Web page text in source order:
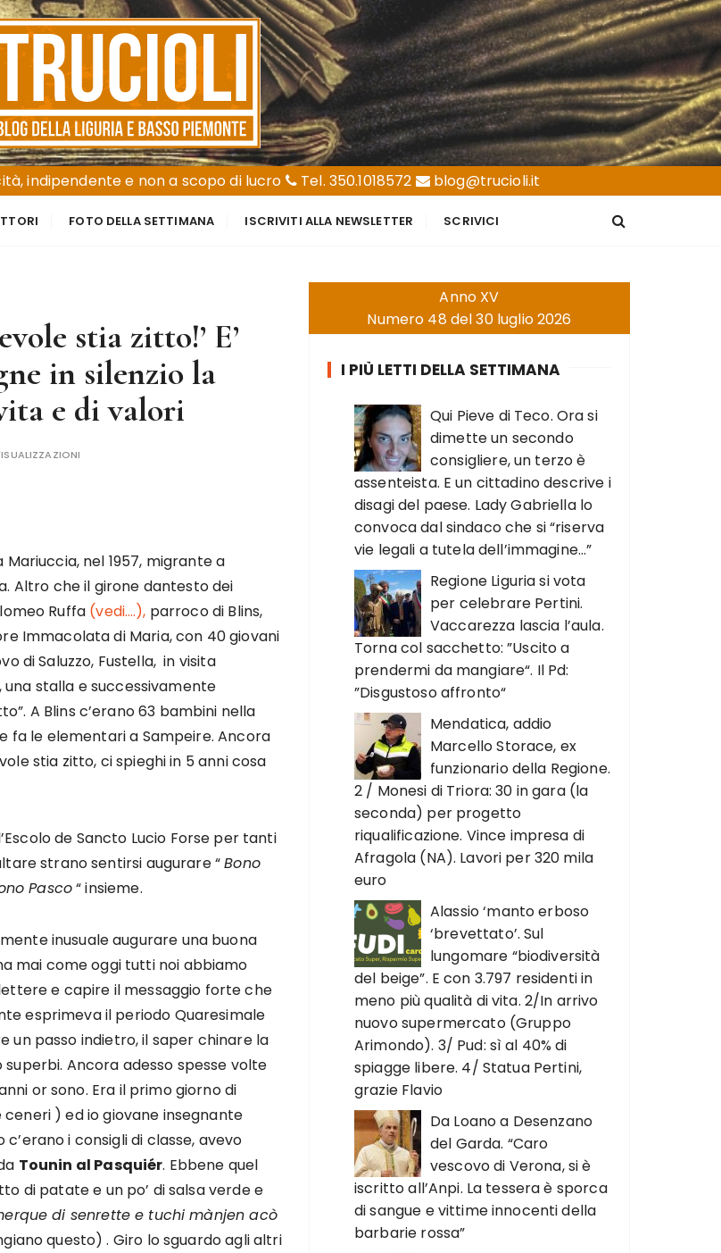
indipendente e non a scopo di lucro
Tel. 350.1018572 blog@trucioli.it
FOTO DELLA SETTIMANA ISCRIVITI ALLA NEWSLETTER SCRIVICI
stia zitto!’ E’
in silenzio la
e di valori
nel 1957, migrante a
Altro che il girone dantesto dei
Ruffa (vedi….), parroco di Blins,
Immacolata di Maria, con 40 giovani
di Saluzzo, Fustella, in visita
stalla e successivamente
A Blins c’erano 63 bambini nella
fa le elementari a Sampeire. Ancora
stia zitto, ci spieghi in 5 anni cosa
de Sancto Lucio Forse per tanti
strano sentirsi augurare “Bono
Pasco“ insieme.
inusuale augurare una buona
mai come oggi tutti noi abbiamo
e capire il messaggio forte che
esprimeva il periodo Quaresimale
un passo indietro, il saper chinare la
Ancora adesso spesse volte
or sono. Era il primo giorno di
) ed io giovane insegnante
i consigli di classe, avevo
Tounin al Pasquiér. Ebbene quel
di patate e un po’ di salsa verde e
di senrette e tuchi mànjen acò
questo) . Giro lo sguardo agli altri
Anno XV
Numero 48 del 30 luglio 2026
I PIÙ LETTI DELLA SETTIMANA
Qui Pieve di Teco. Ora si
dimette un secondo
consigliere, un terzo è
assenteista. E un cittadino descrive i
disagi del paese. Lady Gabriella lo
convoca dal sindaco che si “riserva
vie legali a tutela dell’immagine…”
Regione Liguria si vota
per celebrare Pertini.
Vaccarezza lascia l’aula.
Torna col sacchetto: ”Uscito a
prendermi da mangiare“. Il Pd:
”Disgustoso affronto“
Mendatica, addio
Marcello Storace, ex
funzionario della Regione.
2 / Monesi di Triora: 30 in gara (la
seconda) per progetto
riqualificazione. Vince impresa di
Afragola (NA). Lavori per 320 mila
euro
Alassio ‘manto erboso
‘brevettato’. Sul
lungomare “biodiversità
del beige”. E con 3.797 residenti in
meno più qualità di vita. 2/In arrivo
nuovo supermercato (Gruppo
Arimondo). 3/ Pud: sì al 40% di
spiagge libere. 4/ Statua Pertini,
grazie Flavio
Da Loano a Desenzano
del Garda. “Caro
vescovo di Verona, si è
iscritto all’Anpi. La tessera è sporca
di sangue e vittime innocenti della
barbarie rossa”